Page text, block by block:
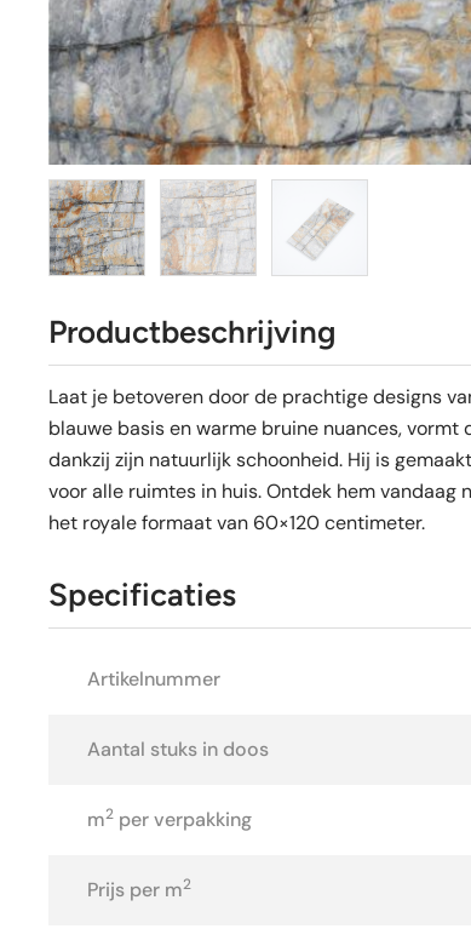
Productbeschrijving
Laat je betoveren door de prachtige designs
blauwe basis en warme bruine nuances,
dankzij zijn natuurlijk schoonheid. Hij is
voor alle ruimtes in huis. Ontdek hem
het royale formaat van 60×120 centimeter.
Specificaties
Artikelnummer
Aantal stuks in doos
m2 per verpakking
Prijs per m2